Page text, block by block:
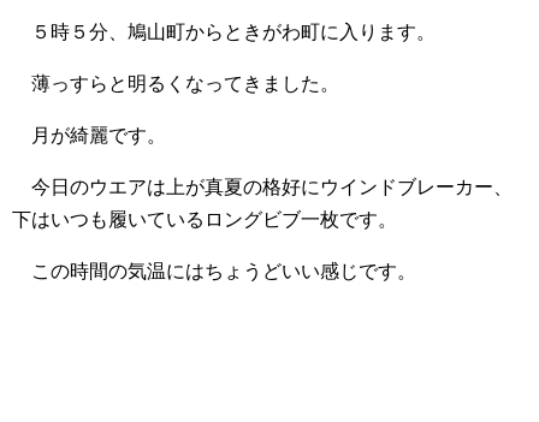
５時５分、鳩山町からときがわ町に入ります。
薄っすらと明るくなってきました。
月が綺麗です。
今日のウエアは上が真夏の格好にウインドブレーカー、
下はいつも履いているロングビブ一枚です。
この時間の気温にはちょうどいい感じです。